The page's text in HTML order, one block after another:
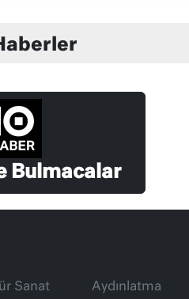
Bulmacalar
Sanat
Aydınlatma